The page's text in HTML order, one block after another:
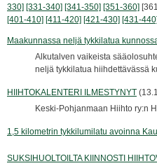
330] [331-340] [341-350] [351-360]
[401-410] [411-420] [421-430] [431-440]
Maakunnassa neljä tykkilatua
Alkutalven vaikeista
neljä tykkilatua hiihdettävässä
HIIHTOKALENTERI ILMESTYNYT
Keski-Pohjanmaan Hiihto ry:n
1,5 kilometrin tykkilumilatu avoinna
SUKSIHUOLTOILTA KIINNOSTI